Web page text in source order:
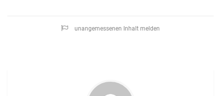
unangemessenen Inhalt melden